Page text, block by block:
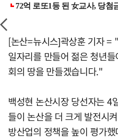
[논산=뉴시스]곽상훈 기자 =
일자리를 만들어 젊은 청년
회의 땅을 만들겠습니다."
백성현 논산시장 당선자는 4
들이 논산을 더 크게 발전시
방산업의 정책을 높이 평가